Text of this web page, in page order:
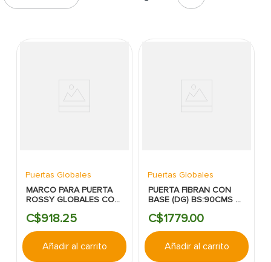
Puertas Globales
MARCO PARA PUERTA
ROSSY GLOBALES CON
C$918.25
Añadir al carrito
Puertas Globales
PUERTA FIBRAN CON
BASE (DG) BS:90CMS X
C$1779.00
Añadir al carrito
puerta